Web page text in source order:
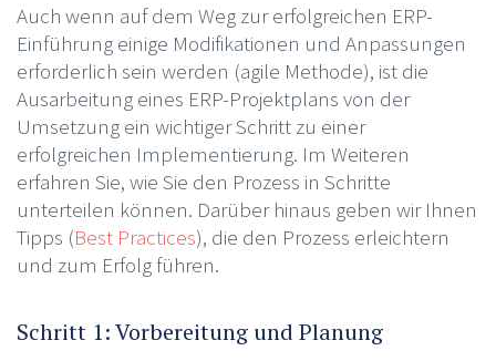
Auch wenn auf dem Weg zur erfolgreichen ERP-
Einführung einige Modifikationen und Anpassungen
erforderlich sein werden (agile Methode), ist die
Ausarbeitung eines ERP-Projektplans von der
Umsetzung ein wichtiger Schritt zu einer
erfolgreichen Implementierung. Im Weiteren
erfahren Sie, wie Sie den Prozess in Schritte
unterteilen können. Darüber hinaus geben wir Ihnen
Tipps (Best Practices), die den Prozess erleichtern
und zum Erfolg führen.
Schritt 1: Vorbereitung und Planung